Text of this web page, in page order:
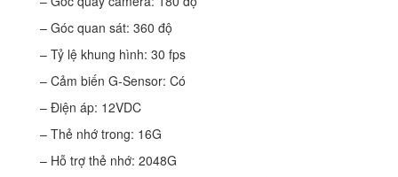
– Góc quan sát: 360 độ
– Tỷ lệ khung hình: 30 fps
– Cảm biến G-Sensor: Có
– Điện áp: 12VDC
– Thẻ nhớ trong: 16G
– Hỗ trợ thẻ nhớ: 2048G